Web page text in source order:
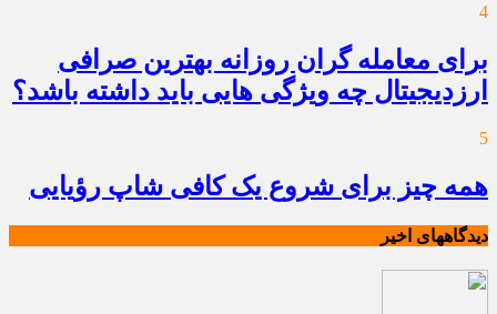
4
برای معامله گران روزانه بهترین صرافی
ارزدیجیتال چه ویژگی هایی باید داشته باشد؟
5
همه چیز برای شروع یک کافی شاپ رؤیایی
دیدگاههای اخیر